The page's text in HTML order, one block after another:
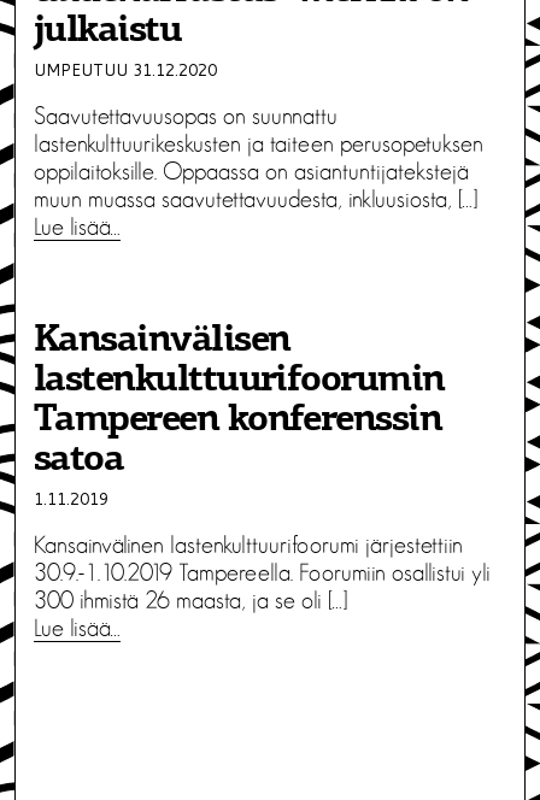
julkaistu
UMPEUTUU 31.12.2020
Saavutettavuusopas on suunnattu
lastenkulttuurikeskusten ja taiteen perusopetuksen
oppilaitoksille. Oppaassa on asiantuntijatekstejä
muun muassa saavutettavuudesta, inkluusiosta, […]
Lue lisää…
Kansainvälisen
lastenkulttuurifoorumin
Tampereen konferenssin
satoa
1.11.2019
Kansainvälinen lastenkulttuurifoorumi järjestettiin
30.9.-1.10.2019 Tampereella. Foorumiin osallistui yli
300 ihmistä 26 maasta, ja se oli […]
Lue lisää…